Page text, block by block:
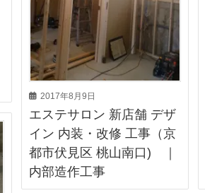
2017年8月9日
エステサロン 新店舗 デザ
イン 内装・改修 工事（京
都市伏見区 桃山南口) ｜
内部造作工事